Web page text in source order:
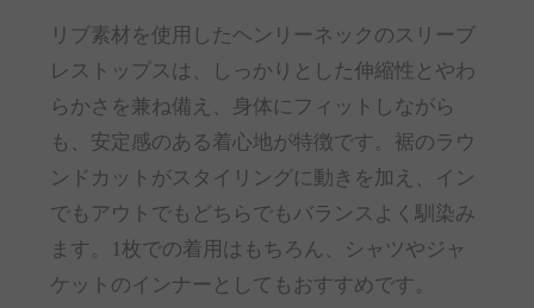
リブ素材を使用したヘンリーネックのスリーブ
レストップスは、しっかりとした伸縮性とやわ
らかさを兼ね備え、身体にフィットしながら
も、安定感のある着心地が特徴です。裾のラウ
ンドカットがスタイリングに動きを加え、イン
でもアウトでもどちらでもバランスよく馴染み
ます。1枚での着用はもちろん、シャツやジャ
ケットのインナーとしてもおすすめです。